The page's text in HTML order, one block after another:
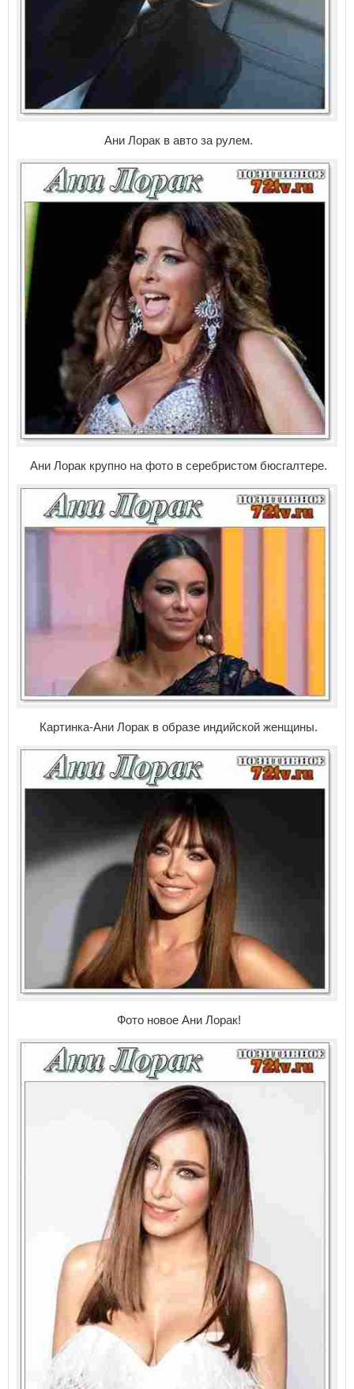
Ани Лорак в авто за рулем.
Ани Лорак крупно на фото в серебристом бюсгалтере.
Картинка-Ани Лорак в образе индийской женщины.
Фото новое Ани Лорак!